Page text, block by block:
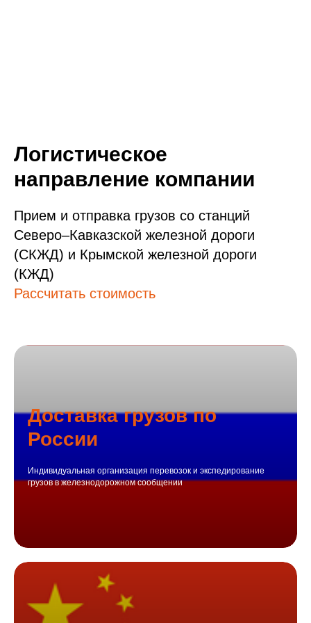
Логистическое
направление компании
Прием и отправка грузов со станций
Северо–Кавказской железной дороги
(СКЖД) и Крымской железной дороги
(КЖД)
Рассчитать стоимость
Доставка грузов по
России
Индивидуальная организация перевозок и экспедирование
грузов в железнодорожном сообщении